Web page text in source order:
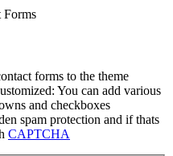
Forms
forms to the theme
You can add various
and checkboxes
spam protection and if thats
CAPTCHA